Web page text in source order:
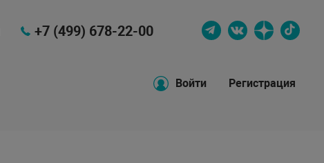
+7 (499) 678-22-00
Войти Регистрация